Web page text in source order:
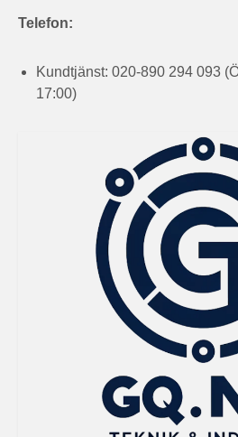
Telefon:
Kundtjänst: 020-890 294 093
17:00)